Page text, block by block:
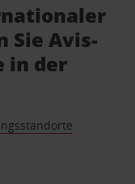
Sie Avis-
in der